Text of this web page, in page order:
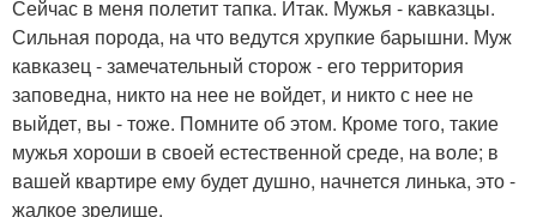
Сейчас в меня полетит тапка. Итак. Мужья - кавказцы.
Сильная порода, на что ведутся хрупкие барышни. Муж
кавказец - замечательный сторож - его территория
заповедна, никто на нее не войдет, и никто с нее не
выйдет, вы - тоже. Помните об этом. Кроме того, такие
мужья хороши в своей естественной среде, на воле; в
вашей квартире ему будет душно, начнется линька, это -
жалкое зрелище.